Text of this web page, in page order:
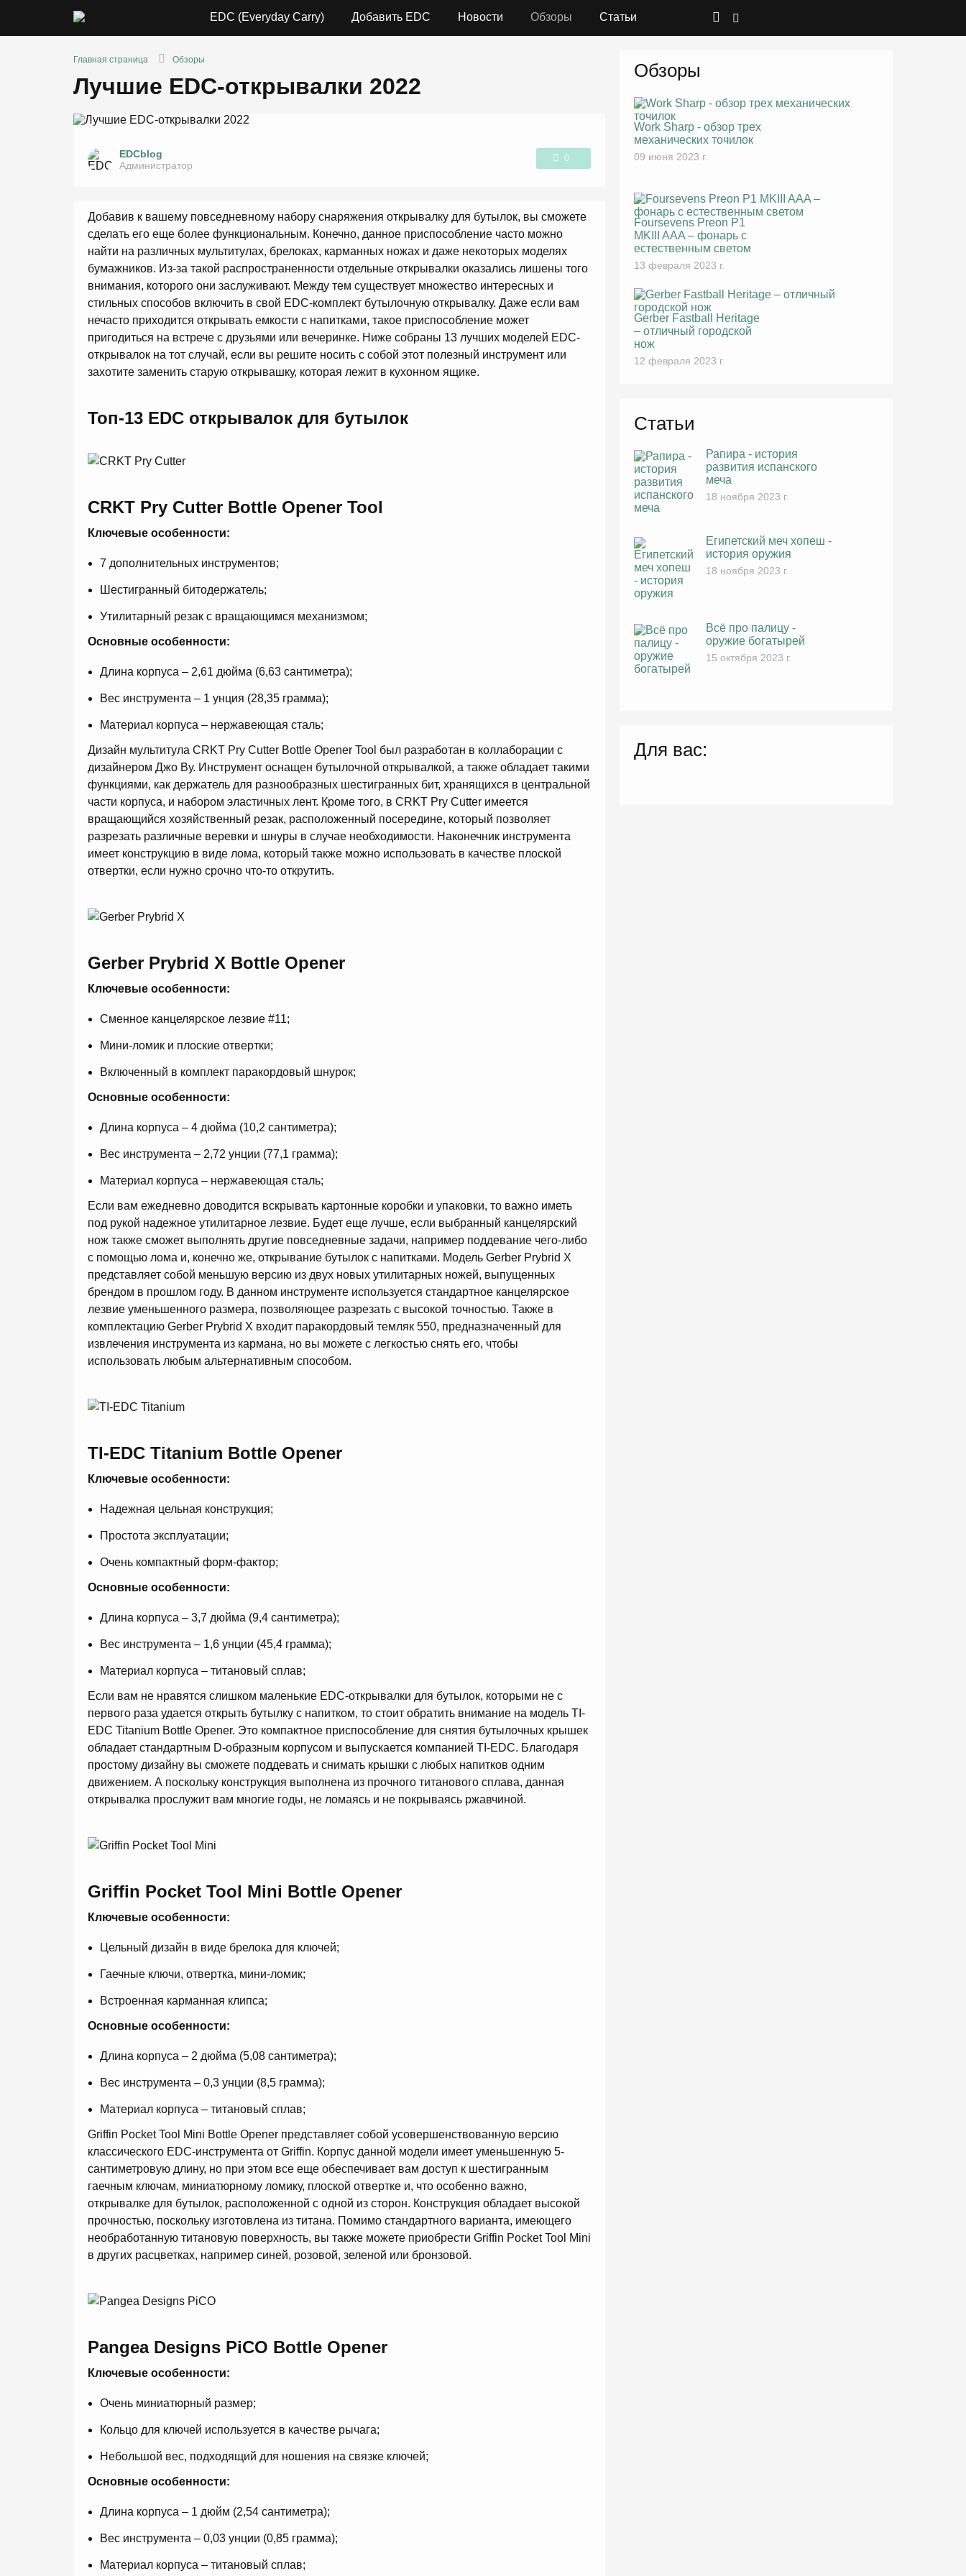
EDC (Everyday Carry) Добавить EDC Новости Обзоры Статьи
Главная страница Обзоры
Лучшие EDC-открывалки 2022
0
EDCblog
Администратор
Добавив к вашему повседневному набору снаряжения открывалку для бутылок, вы сможете
сделать его еще более функциональным. Конечно, данное приспособление часто можно
найти на различных мультитулах, брелоках, карманных ножах и даже некоторых моделях
бумажников. Из-за такой распространенности отдельные открывалки оказались лишены того
внимания, которого они заслуживают. Между тем существует множество интересных и
стильных способов включить в свой EDC-комплект бутылочную открывалку. Даже если вам
нечасто приходится открывать емкости с напитками, такое приспособление может
пригодиться на встрече с друзьями или вечеринке. Ниже собраны 13 лучших моделей EDC-
открывалок на тот случай, если вы решите носить с собой этот полезный инструмент или
захотите заменить старую открывашку, которая лежит в кухонном ящике.
Топ-13 EDC открывалок для бутылок
CRKT Pry Cutter Bottle Opener Tool
Ключевые особенности:
7 дополнительных инструментов;
Шестигранный битодержатель;
Утилитарный резак с вращающимся механизмом;
Основные особенности:
Длина корпуса – 2,61 дюйма (6,63 сантиметра);
Вес инструмента – 1 унция (28,35 грамма);
Материал корпуса – нержавеющая сталь;
Дизайн мультитула CRKT Pry Cutter Bottle Opener Tool был разработан в коллаборации с
дизайнером Джо Ву. Инструмент оснащен бутылочной открывалкой, а также обладает такими
функциями, как держатель для разнообразных шестигранных бит, хранящихся в центральной
части корпуса, и набором эластичных лент. Кроме того, в CRKT Pry Cutter имеется
вращающийся хозяйственный резак, расположенный посередине, который позволяет
разрезать различные веревки и шнуры в случае необходимости. Наконечник инструмента
имеет конструкцию в виде лома, который также можно использовать в качестве плоской
отвертки, если нужно срочно что-то открутить.
Gerber Prybrid X Bottle Opener
Ключевые особенности:
Сменное канцелярское лезвие #11;
Мини-ломик и плоские отвертки;
Включенный в комплект паракордовый шнурок;
Основные особенности:
Длина корпуса – 4 дюйма (10,2 сантиметра);
Вес инструмента – 2,72 унции (77,1 грамма);
Материал корпуса – нержавеющая сталь;
Если вам ежедневно доводится вскрывать картонные коробки и упаковки, то важно иметь
под рукой надежное утилитарное лезвие. Будет еще лучше, если выбранный канцелярский
нож также сможет выполнять другие повседневные задачи, например поддевание чего-либо
с помощью лома и, конечно же, открывание бутылок с напитками. Модель Gerber Prybrid X
представляет собой меньшую версию из двух новых утилитарных ножей, выпущенных
брендом в прошлом году. В данном инструменте используется стандартное канцелярское
лезвие уменьшенного размера, позволяющее разрезать с высокой точностью. Также в
комплектацию Gerber Prybrid X входит паракордовый темляк 550, предназначенный для
извлечения инструмента из кармана, но вы можете с легкостью снять его, чтобы
использовать любым альтернативным способом.
TI-EDC Titanium Bottle Opener
Ключевые особенности:
Надежная цельная конструкция;
Простота эксплуатации;
Очень компактный форм-фактор;
Основные особенности:
Длина корпуса – 3,7 дюйма (9,4 сантиметра);
Вес инструмента – 1,6 унции (45,4 грамма);
Материал корпуса – титановый сплав;
Если вам не нравятся слишком маленькие EDC-открывалки для бутылок, которыми не с
первого раза удается открыть бутылку с напитком, то стоит обратить внимание на модель TI-
EDC Titanium Bottle Opener. Это компактное приспособление для снятия бутылочных крышек
обладает стандартным D-образным корпусом и выпускается компанией TI-EDC. Благодаря
простому дизайну вы сможете поддевать и снимать крышки с любых напитков одним
движением. А поскольку конструкция выполнена из прочного титанового сплава, данная
открывалка прослужит вам многие годы, не ломаясь и не покрываясь ржавчиной.
Griffin Pocket Tool Mini Bottle Opener
Ключевые особенности:
Цельный дизайн в виде брелока для ключей;
Гаечные ключи, отвертка, мини-ломик;
Встроенная карманная клипса;
Основные особенности:
Длина корпуса – 2 дюйма (5,08 сантиметра);
Вес инструмента – 0,3 унции (8,5 грамма);
Материал корпуса – титановый сплав;
Griffin Pocket Tool Mini Bottle Opener представляет собой усовершенствованную версию
классического EDC-инструмента от Griffin. Корпус данной модели имеет уменьшенную 5-
сантиметровую длину, но при этом все еще обеспечивает вам доступ к шестигранным
гаечным ключам, миниатюрному ломику, плоской отвертке и, что особенно важно,
открывалке для бутылок, расположенной с одной из сторон. Конструкция обладает высокой
прочностью, поскольку изготовлена из титана. Помимо стандартного варианта, имеющего
необработанную титановую поверхность, вы также можете приобрести Griffin Pocket Tool Mini
в других расцветках, например синей, розовой, зеленой или бронзовой.
Pangea Designs PiCO Bottle Opener
Ключевые особенности:
Очень миниатюрный размер;
Кольцо для ключей используется в качестве рычага;
Небольшой вес, подходящий для ношения на связке ключей;
Основные особенности:
Длина корпуса – 1 дюйм (2,54 сантиметра);
Вес инструмента – 0,03 унции (0,85 грамма);
Материал корпуса – титановый сплав;
Обзоры
Work Sharp - обзор трех
механических точилок
09 июня 2023 г.
Foursevens Preon P1
MKIII AAA – фонарь с
естественным светом
13 февраля 2023 г.
Gerber Fastball Heritage
– отличный городской
нож
12 февраля 2023 г.
Статьи
Рапира - история
развития испанского
меча
18 ноября 2023 г.
Египетский меч хопеш -
история оружия
18 ноября 2023 г.
Всё про палицу -
оружие богатырей
15 октября 2023 г.
Для вас: